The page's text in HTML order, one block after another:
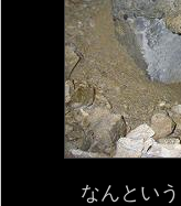
なんという